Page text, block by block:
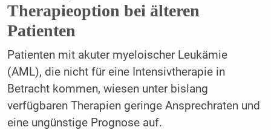
Therapieoption bei älteren
Patienten
Patienten mit akuter myeloischer Leukämie
(AML), die nicht für eine Intensivtherapie in
Betracht kommen, wiesen unter bislang
verfügbaren Therapien geringe Ansprechraten und
eine ungünstige Prognose auf.